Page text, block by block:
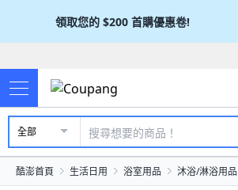
領取您的 $200 首購優惠卷!
全部
酷澎首頁 生活日用 浴室用品 沐浴/淋浴用品